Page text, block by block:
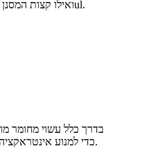
1000UL; ואילו קצות המסנן הם 0.5 ~ 1000ul.
(PP) כדי למנוע אינטראקציה עם דגימות וריגנטים.